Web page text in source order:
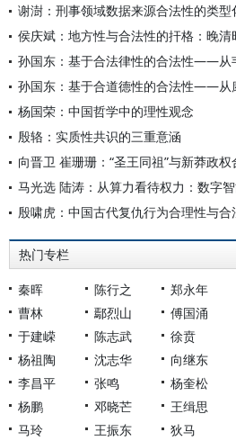
谢澍：刑事领域数据来源合法性的类型
孙国东：基于合法律性的合法性——从
孙国东：基于合道德性的合法性——从
杨国荣：中国哲学中的理性观念
殷辂：实质性共识的三重意涵
向晋卫 崔珊珊：“圣王同祖”与新莽政
殷啸虎：中国古代复仇行为合理性与
热门专栏
秦晖 陈行之 郑永年
曹林
鄢烈山 傅国涌
于建嵘
陈志武 徐贲
杨祖陶
沈志华 向继东
李昌平
张鸣 杨奎松
杨鹏
邓晓芒 王缉思
马玲
王振东 狄马